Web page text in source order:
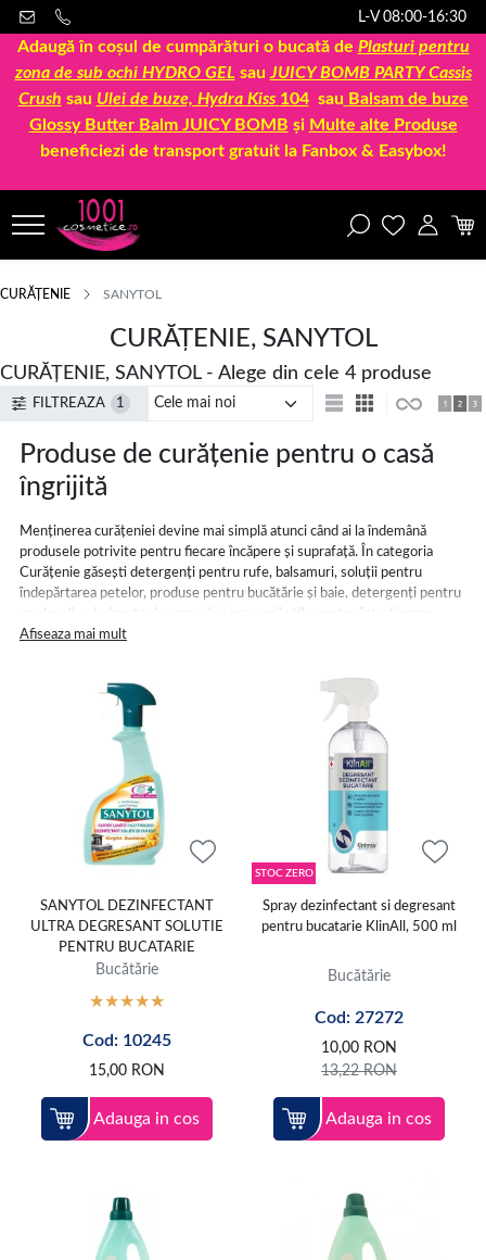
L-V 08:00-16:30
Adaugă în coșul de cumpărături o bucată de Plasturi pentru
zona de sub ochi HYDRO GEL sau JUICY BOMB PARTY Cassis
Crush sau Ulei de buze, Hydra Kiss 104sau Balsam de buze
Glossy Butter Balm JUICY BOMB și Multe alte Produse
beneficiezi de transport gratuit la Fanbox & Easybox!
CURĂȚENIE SANYTOL
CURĂȚENIE, SANYTOL
CURĂȚENIE, SANYTOL - Alege din cele 4 produse
FILTREAZA 1
Produse de curățenie pentru o casă
îngrijită
Menținerea curățeniei devine mai simplă atunci când ai la îndemână
produsele potrivite pentru fiecare încăpere și suprafață. În categoria
Curățenie găsești detergenți pentru rufe, balsamuri, soluții pentru
îndepărtarea petelor, produse pentru bucătărie și baie, detergenți pentru
locuinței.
identifica mai ușor soluțiile potrivite pentru haine, mobilier, geamuri,
suprafețe lavabile, electrocasnice, vase sau interiorul mașinii. Pentru
murdăria dificilă sunt disponibile formule specializate, iar pentru curățenia
zilnică poți alege produse practice, adaptate diferitelor materiale și tipuri
Detergenți, odorizante și soluții
pentru fiecare încăpere
Pentru îngrijirea rufelor sunt disponibile detergenți lichizi, pudră sau
capsule, balsamuri parfumate și produse pentru tratarea petelor.
Categoria include și detergenți pentru vase, produse destinate mașinii de
Odorizantele de cameră, rezervele parfumate și difuzoarele cu bețișoare
completează rutina de curățenie și ajută la menținerea unei atmosfere
plăcute în locuință. Selecția cuprinde branduri cunoscute precum Ariel,
Lenor, Finish, Fairy, Cif, Air Wick, Glade, Sano, Nufăr, Triumf și Vileda.
Fiecare produs trebuie folosit conform instrucțiunilor de pe ambalaj și
numai pe suprafețele recomandate. Soluțiile de curățenie nu trebuie
Afiseaza mai mult
SANYTOL DEZINFECTANT
ULTRA DEGRESANT SOLUTIE
PENTRU BUCATARIE
Bucătărie
Cod: 10245
15,00 RON
Adauga in cos
STOC ZERO
Spray dezinfectant si degresant
pentru bucatarie KlinAll, 500 ml
Bucătărie
Cod: 27272
10,00 RON
13,22RON
Adauga in cos